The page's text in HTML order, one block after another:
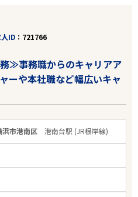
ID 721766
≫事務職からのキャリアア
ーや本社職など幅広いキャ
浜市港南区港南台駅 (JR根岸線)